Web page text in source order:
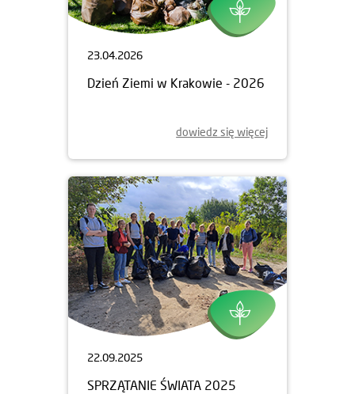
23.04.2026
Dzień Ziemi w Krakowie - 2026
dowiedz się więcej
22.09.2025
SPRZĄTANIE ŚWIATA 2025